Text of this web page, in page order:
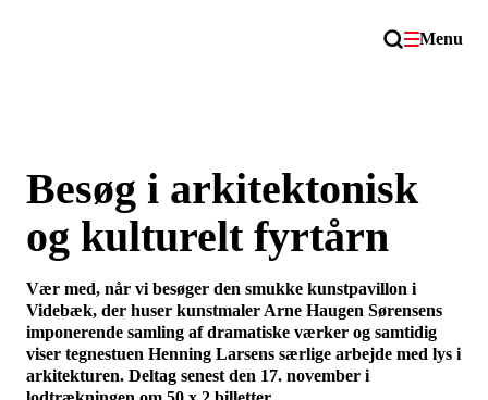
Menu
Besøg i arkitektonisk
og kulturelt fyrtårn
Vær med, når vi besøger den smukke kunstpavillon i
Videbæk, der huser kunstmaler Arne Haugen Sørensens
imponerende samling af dramatiske værker og samtidig
viser tegnestuen Henning Larsens særlige arbejde med lys i
arkitekturen. Deltag senest den 17. november i